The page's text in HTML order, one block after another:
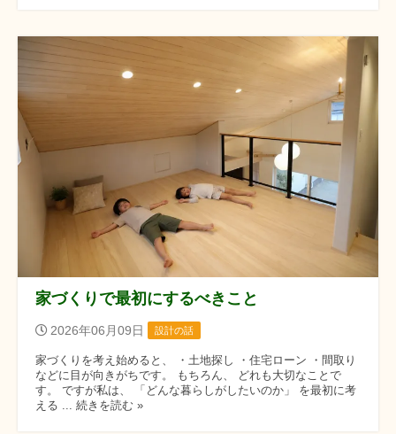
家づくりで最初にするべきこと
2026年06月09日 設計の話
家づくりを考え始めると、 ・土地探し ・住宅ローン ・間取り
などに目が向きがちです。 もちろん、 どれも大切なことで
す。 ですが私は、 「どんな暮らしがしたいのか」 を最初に考
える ... 続きを読む »